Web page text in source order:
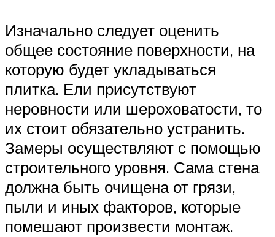
Изначально следует оценить
общее состояние поверхности, на
которую будет укладываться
плитка. Ели присутствуют
неровности или шероховатости, то
их стоит обязательно устранить.
Замеры осуществляют с помощью
строительного уровня. Сама стена
должна быть очищена от грязи,
пыли и иных факторов, которые
помешают произвести монтаж.